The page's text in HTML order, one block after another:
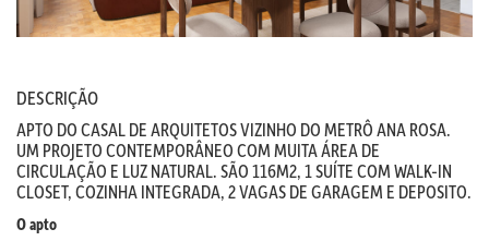
DESCRIÇÃO
APTO DO CASAL DE ARQUITETOS VIZINHO DO METRÔ ANA ROSA.
UM PROJETO CONTEMPORÂNEO COM MUITA ÁREA DE
CIRCULAÇÃO E LUZ NATURAL. SÃO 116M2, 1 SUÍTE COM WALK-IN
CLOSET, COZINHA INTEGRADA, 2 VAGAS DE GARAGEM E DEPOSITO.
O apto